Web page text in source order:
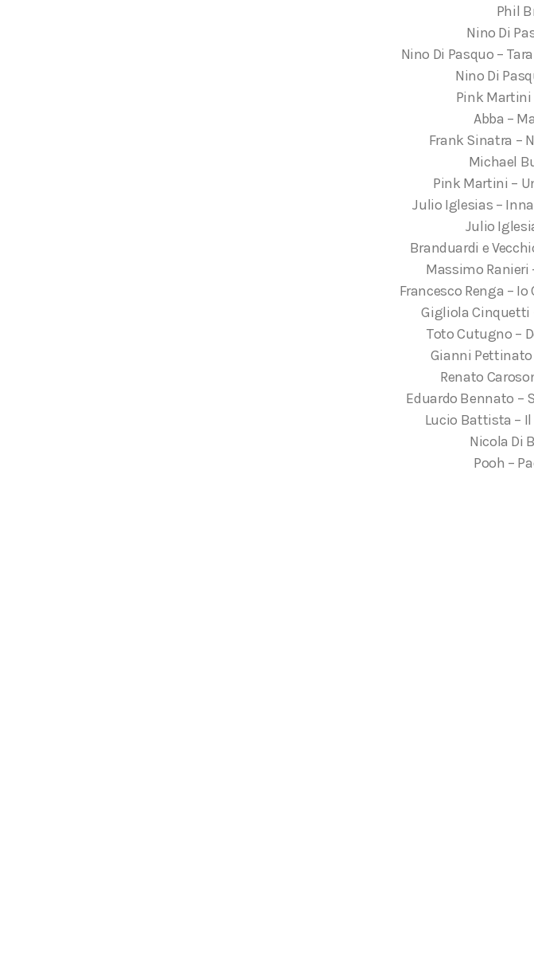
Phil
Nino Di
Nino Di Pasquo –
Nino Di
Pink Martini
Abba –
Frank Sinatra –
Michael
Pink Martini –
Julio Iglesias –
Julio
Branduardi e
Massimo Ranieri
Francesco Renga – Io
Gigliola Cinquetti
Toto Cutugno –
Gianni Pettinato
Renato
Eduardo Bennato –
Lucio Battista – Il
Nicola Di
Pooh –